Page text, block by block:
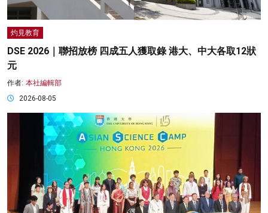
灼見教育
DSE 2026｜聯招放榜 四成五人獲取錄 港大、中大各取12狀
元
作者: 本社編輯部
2026-08-05